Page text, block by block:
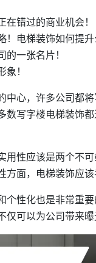
在错过的商业机会！
电梯装饰如何提升
的一张名片！
象！
中心，许多公司都
数写字楼电梯装饰
用性应该是两个不
方面，电梯装饰应
个性化也是非常重
可以为公司带来